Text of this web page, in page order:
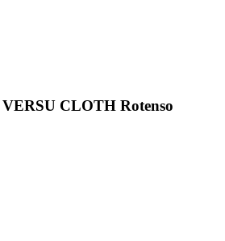
CLOTH Rotenso